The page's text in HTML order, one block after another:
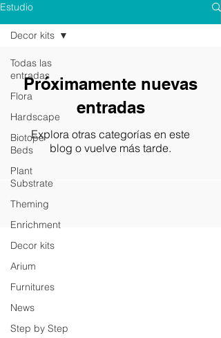
Estudio
Todas las
entradas
Flora
Hardscape
Biotope
Beds
Plant
Substrate
Theming
Enrichment
Decor kits
Arium
Furnitures
News
Step by Step
Decor kits
Próximamente nuevas
entradas
Explora otras categorías en este
blog o vuelve más tarde.